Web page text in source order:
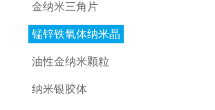
金纳米三角片
锰锌铁氧体纳米晶
油性金纳米颗粒
纳米银胶体